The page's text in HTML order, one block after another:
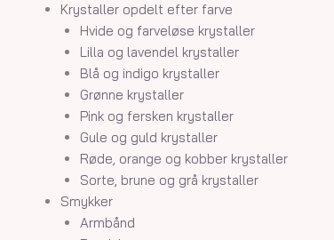
Krystaller opdelt efter farve
Hvide og farveløse krystaller
Lilla og lavendel krystaller
Blå og indigo krystaller
Grønne krystaller
Pink og fersken krystaller
Gule og guld krystaller
Røde, orange og kobber krystaller
Sorte, brune og grå krystaller
Smykker
Armbånd